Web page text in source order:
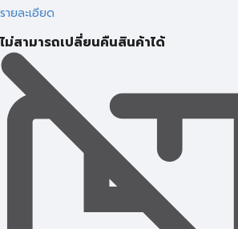
รายละเอียด
ไม่สามารถเปลี่ยนคืนสินค้าได้